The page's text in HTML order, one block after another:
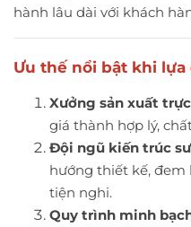
hành lâu dài với khách
Ưu thế nổi bật khi
Xưởng sản xuất
giá thành hợp lý,
Đội ngũ kiến trúc
hướng thiết kế, đem
tiện nghi.
Quy trình minh